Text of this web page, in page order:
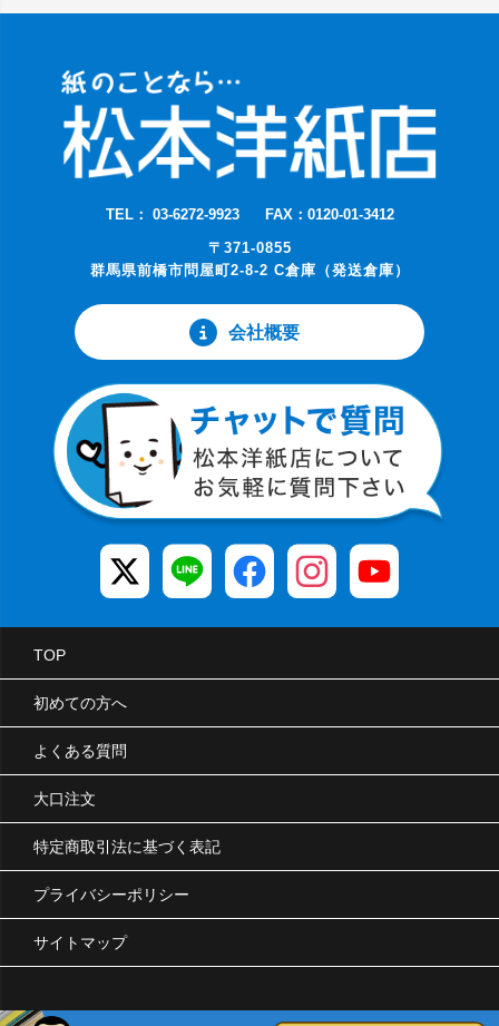
TEL： 03-6272-9923
FAX：0120-01-3412
〒371-0855
群馬県前橋市問屋町2-8-2 C倉庫（発送倉庫）
会社概要
TOP
初めての方へ
よくある質問
大口注文
特定商取引法に基づく表記
プライバシーポリシー
サイトマップ